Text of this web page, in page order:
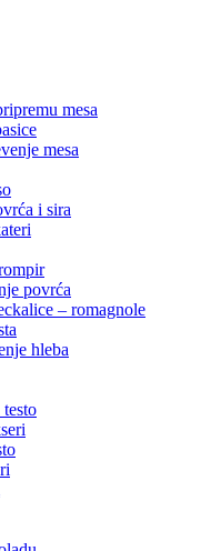
mesa
mesa
i sira
povrća
– romagnole
hleba